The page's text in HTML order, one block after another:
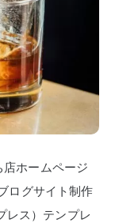
ホームページ
ログサイト制作
レス）テンプレ